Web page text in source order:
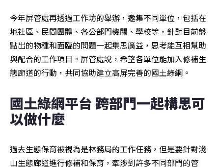
今年屏管處再透過工作坊的舉辦，邀集不同單位，包括在
地社區、民間團體、各公部門機關、學校等，針對目前盤
點出的物種和面臨的問題一起集思廣益，思考能互相幫助
與配合的工作項目。屏管處說，希望各單位能加入修補生
態廊道的行動，共同協助建立高屏完善的國土綠網。
國土綠網平台 跨部門一起構思可
以做什麼
過去生態保育被視為是林務局的工作任務，但是要針對淺
山生態廊道進行修補和保育，牽涉到許多不同部門的管